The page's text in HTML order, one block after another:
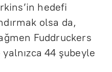
hedefi
olsa da,
Fuddruckers
44 şubeyle